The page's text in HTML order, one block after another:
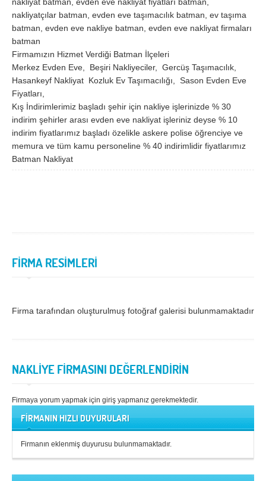
nakliyatçılar batman, evden eve taşımacılık batman, ev taşıma
batman, evden eve nakliye batman, evden eve nakliyat firmaları
batman
Firmamızın Hizmet Verdiği Batman İlçeleri
Merkez Evden Eve, Beşiri Nakliyeciler, Gercüş Taşımacılık,
Hasankeyf Nakliyat Kozluk Ev Taşımacılığı, Sason Evden Eve
Fiyatları,
Kış İndirimlerimiz başladı şehir için nakliye işlerinizde % 30
indirim şehirler arası evden eve nakliyat işleriniz deyse % 10
indirim fiyatlarımız başladı özelikle askere polise öğrenciye ve
memura ve tüm kamu personeline % 40 indirimlidir fiyatlarımız
Batman Nakliyat
FİRMA RESİMLERİ
Firma tarafından oluşturulmuş fotoğraf galerisi bulunmamaktadır.
NAKLİYE FİRMASINI DEĞERLENDİRİN
Firmaya yorum yapmak için giriş yapmanız gerekmektedir.
FİRMANIN HIZLI DUYURULARI
Firmanın eklenmiş duyurusu bulunmamaktadır.